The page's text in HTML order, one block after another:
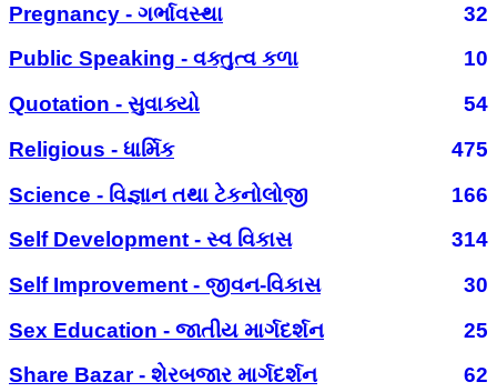
Pregnancy - ગર્ભાવસ્થા
32
Public Speaking - વક્તુત્વ કળા
10
Quotation - સુવાક્યો
54
Religious - ધાર્મિક
475
Science - વિજ્ઞાન તથા ટેકનોલોજી
166
Self Development - સ્વ વિકાસ
314
Self Improvement - જીવન-વિકાસ
30
Sex Education - જાતીય માર્ગદર્શન
25
Share Bazar - શેરબજાર માર્ગદર્શન
62